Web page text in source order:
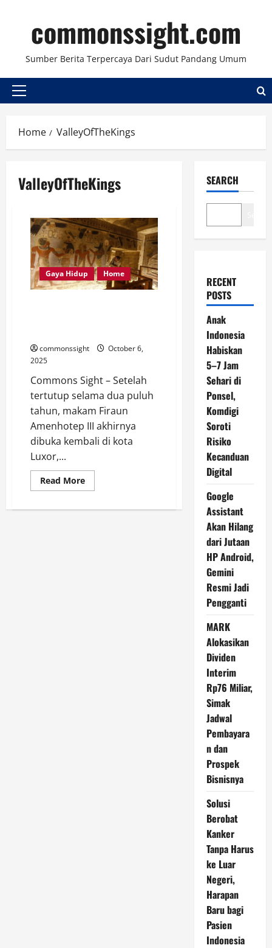
contentcommonssight.com
Sumber Berita Terpercaya Dari Sudut Pandang Umum
Primary
Home ValleyOfTheKings
ValleyOfTheKings
Gaya Hidup Home
commonssight
October 6,
2025
Commons Sight – Setelah
tertutup selama dua puluh
tahun, makam Firaun
Amenhotep III akhirnya
dibuka kembali di kota
Luxor,...
Read MoreRead
more
Firaun
SEARCH
RECENT
POSTS
Anak
Indonesia
Habiskan
5–7 Jam
Sehari di
Ponsel,
Komdigi
Soroti
Risiko
Kecanduan
Digital
Google
Assistant
Akan Hilang
dari Jutaan
HP Android,
Gemini
Resmi Jadi
Pengganti
MARK
Alokasikan
Dividen
Interim
Rp76 Miliar,
Simak
Jadwal
Pembayara
n dan
Prospek
Bisnisnya
Solusi
Berobat
Kanker
Tanpa Harus
ke Luar
Negeri,
Harapan
Baru bagi
Pasien
Indonesia